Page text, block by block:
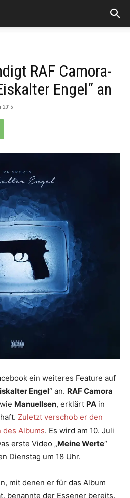
RAF Camora-
Engel“ an
2015
ein weiteres Feature auf
Engel“ an. RAF Camora
Manuellsen, erklärt PA in
Zuletzt verschob er den
Albums. Es wird am 10. Juli
erste Video „Meine Werte“
Dienstag um 18 Uhr.
mit denen er für das Album
benannte der Essener bereits.